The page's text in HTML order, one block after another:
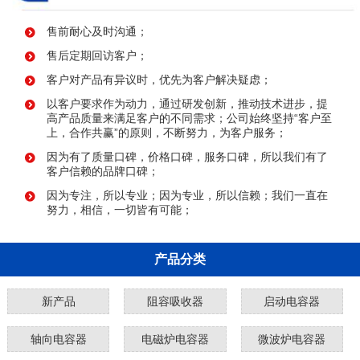
售前耐心及时沟通；
售后定期回访客户；
客户对产品有异议时，优先为客户解决疑虑；
以客户要求作为动力，通过研发创新，推动技术进步，提
高产品质量来满足客户的不同需求；公司始终坚持“客户至
上，合作共赢”的原则，不断努力，为客户服务；
因为有了质量口碑，价格口碑，服务口碑，所以我们有了
客户信赖的品牌口碑；
因为专注，所以专业；因为专业，所以信赖；我们一直在
努力，相信，一切皆有可能；
产品分类
新产品 阻容吸收器 启动电容器
轴向电容器 电磁炉电容器 微波炉电容器